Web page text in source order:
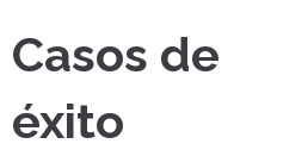
Casos de
éxito